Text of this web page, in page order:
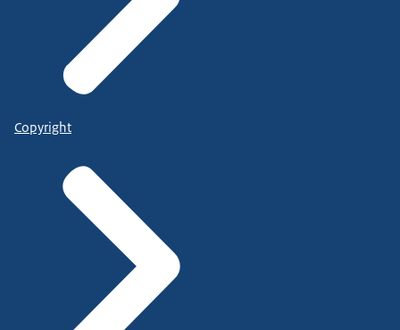
Copyright